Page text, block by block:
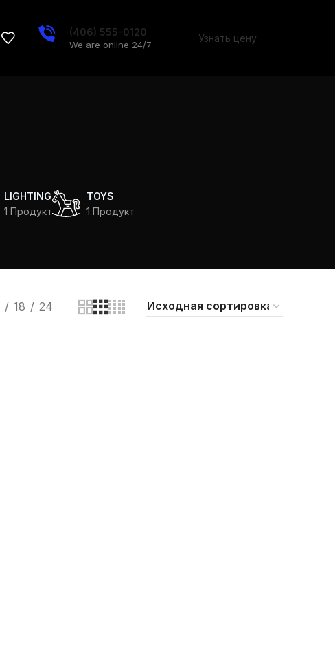
(406) 555-0120
We are online 24/7
Узнать цену
LIGHTING
1 Продукт
TOYS
1 Продукт
18 24